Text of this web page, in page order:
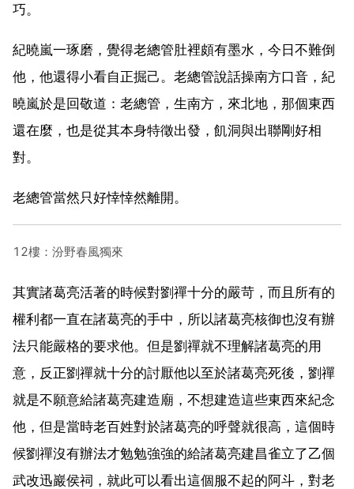
巧。
紀曉嵐一琢磨，覺得老總管肚裡頗有墨水，今日不難倒
他，他還得小看自正掘己。老總管說話操南方口音，紀
曉嵐於是回敬道：老總管，生南方，來北地，那個東西
還在麼，也是從其本身特徵出發，飢洞與出聯剛好相
對。
老總管當然只好悻悻然離開。
12樓：汾野春風獨來
其實諸葛亮活著的時候對劉禪十分的嚴苛，而且所有的
權利都一直在諸葛亮的手中，所以諸葛亮核御也沒有辦
法只能嚴格的要求他。但是劉禪就不理解諸葛亮的用
意，反正劉禪就十分的討厭他以至於諸葛亮死後，劉禪
就是不願意給諸葛亮建造廟，不想建造這些東西來紀念
他，但是當時老百姓對於諸葛亮的呼聲就很高，這個時
候劉禪沒有辦法才勉勉強強的給諸葛亮建昌雀立了乙個
武改迅巖侯祠，就此可以看出這個服不起的阿斗，對老